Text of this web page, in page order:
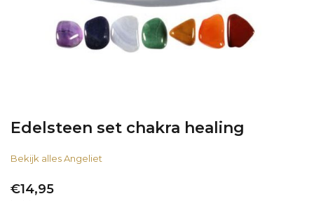
Edelsteen set chakra healing
Bekijk alles Angeliet
€14,95